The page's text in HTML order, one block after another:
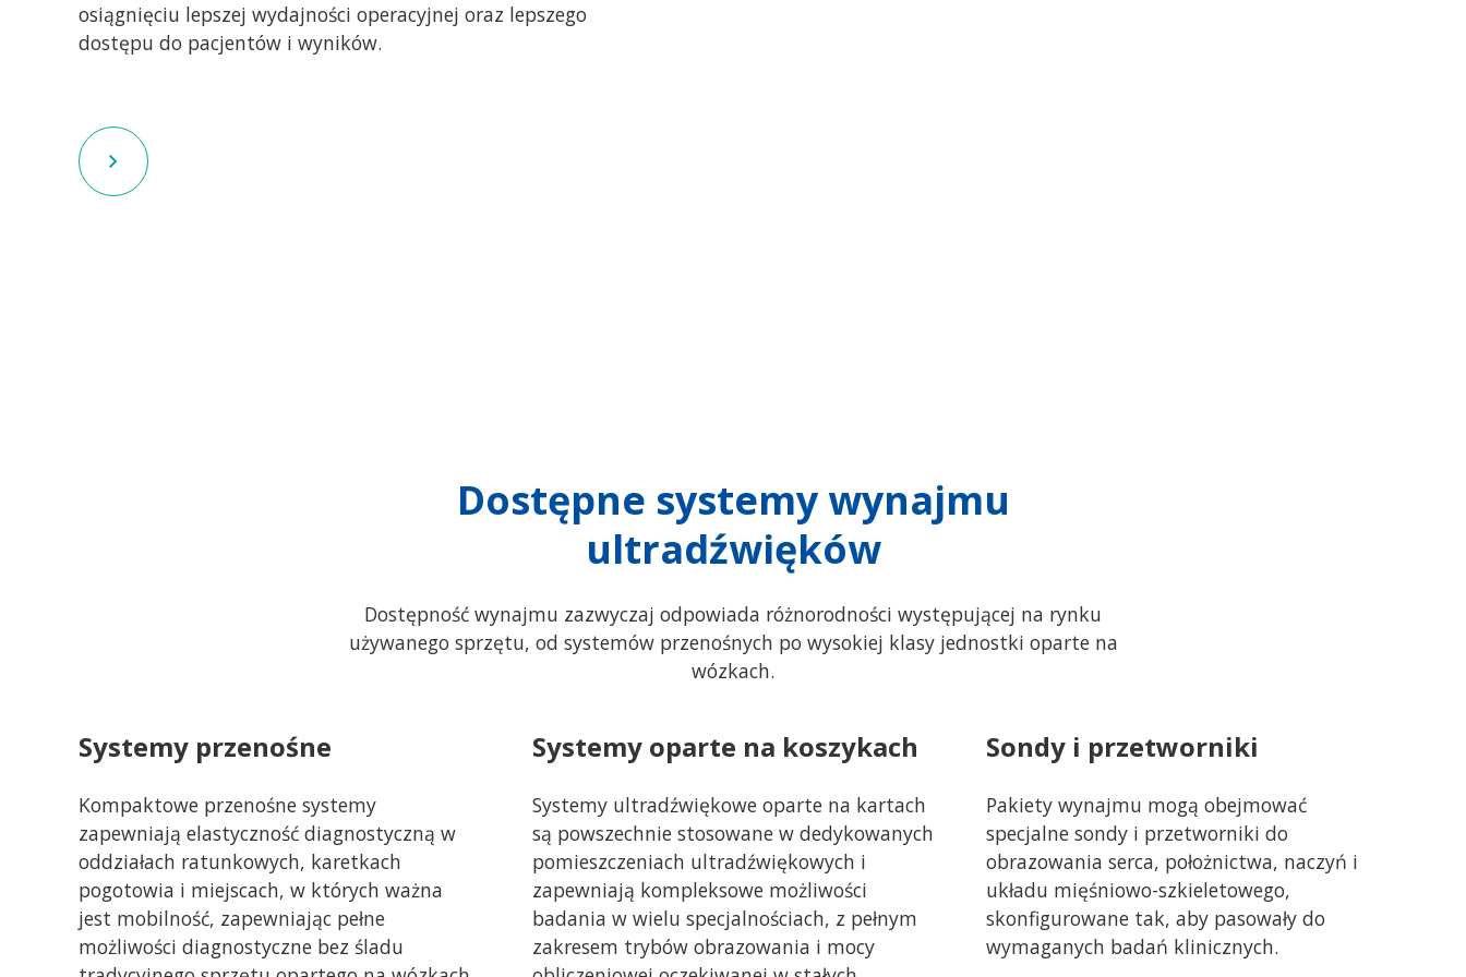
osiągnięciu lepszej wydajności operacyjnej oraz lepszego
dostępu do pacjentów i wyników.
Dostępne systemy wynajmu
ultradźwięków
Dostępność wynajmu zazwyczaj odpowiada różnorodności występującej na rynku
używanego sprzętu, od systemów przenośnych po wysokiej klasy jednostki oparte na
wózkach.
Systemy przenośne
Kompaktowe przenośne systemy
zapewniają elastyczność diagnostyczną w
oddziałach ratunkowych, karetkach
pogotowia i miejscach, w których ważna
jest mobilność, zapewniając pełne
możliwości diagnostyczne bez śladu
Systemy oparte na koszykach
Systemy ultradźwiękowe oparte na kartach
są powszechnie stosowane w dedykowanych
pomieszczeniach ultradźwiękowych i
zapewniają kompleksowe możliwości
badania w wielu specjalnościach, z pełnym
zakresem trybów obrazowania i mocy
Sondy i przetworniki
Pakiety wynajmu mogą obejmować
specjalne sondy i przetworniki do
obrazowania serca, położnictwa, naczyń i
układu mięśniowo-szkieletowego,
skonfigurowane tak, aby pasowały do
wymaganych badań klinicznych.